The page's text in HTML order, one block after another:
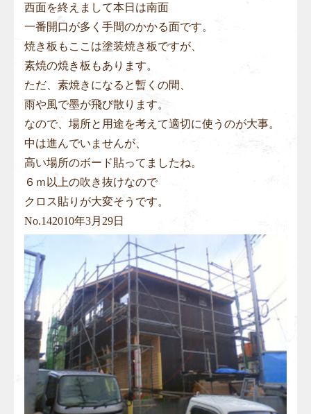
西面を終えまして本日は南面
一番開口が多く手間のかかる面です。
焼き板もここは塗装焼き板ですが、
素焼の焼き板もあります。
ただ、素焼きになると暫くの間、
雨や風で墨が飛び散ります。
なので、場所と用途を考えて適切に使うのが大事。
中は進んでいませんが、
高い場所のボード貼ってましたね。
６ｍ以上の吹き抜けなので
クロス貼りが大変そうです。
No.142010年3月29日